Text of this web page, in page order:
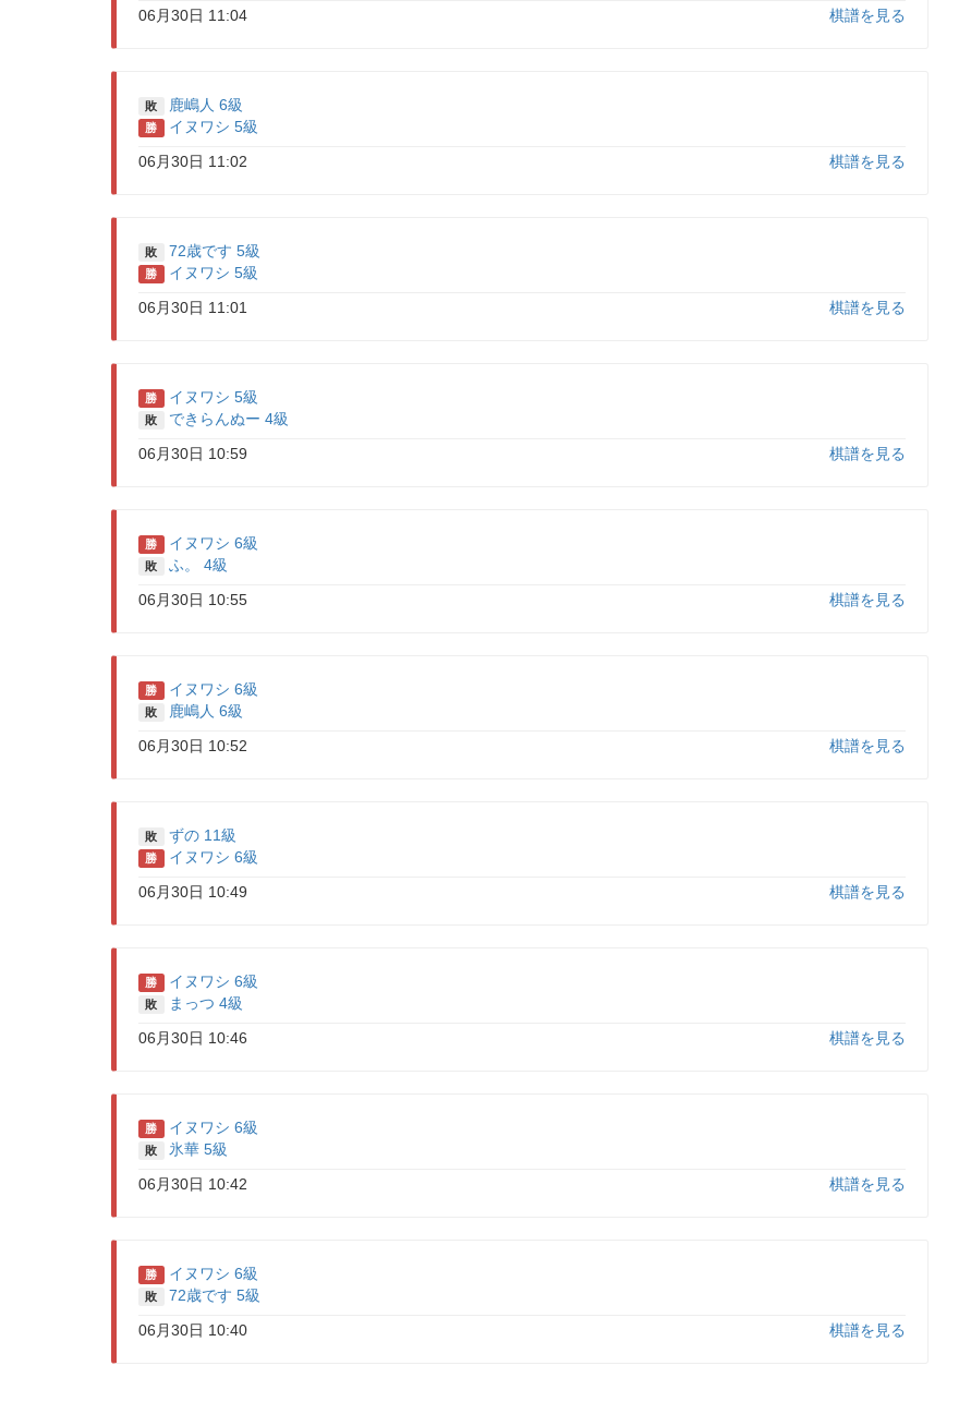
棋譜を見る
06月30日 11:04
敗 鹿嶋人 6級
勝
イヌワシ 5級
棋譜を見る
06月30日 11:02
敗 72歳です 5級
勝
イヌワシ 5級
棋譜を見る
06月30日 11:01
勝 イヌワシ 5級
敗
できらんぬー 4級
棋譜を見る
06月30日 10:59
勝 イヌワシ 6級
敗
ふ。 4級
棋譜を見る
06月30日 10:55
勝 イヌワシ 6級
敗
鹿嶋人 6級
棋譜を見る
06月30日 10:52
敗 ずの 11級
勝
イヌワシ 6級
棋譜を見る
06月30日 10:49
勝 イヌワシ 6級
敗
まっつ 4級
棋譜を見る
06月30日 10:46
勝 イヌワシ 6級
敗
氷華 5級
棋譜を見る
06月30日 10:42
勝 イヌワシ 6級
敗
72歳です 5級
棋譜を見る
06月30日 10:40